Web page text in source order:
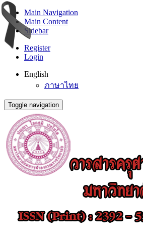
Main Navigation
Main Content
Sidebar
Register
Login
English
ภาษาไทย
Toggle navigation